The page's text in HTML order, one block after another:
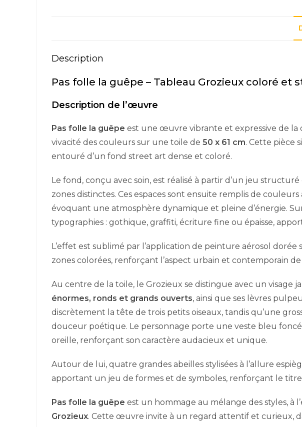
Description
Pas folle la guêpe – Tableau Grozieux coloré et
Description de l’œuvre
Pas folle la guêpe est une œuvre vibrante et expressive de la
vivacité des couleurs sur une toile de 50 x 61 cm. Cette pièce
entouré d’un fond street art dense et coloré.
Le fond, conçu avec soin, est réalisé à partir d’un jeu
zones distinctes. Ces espaces sont ensuite remplis de
évoquant une atmosphère dynamique et pleine d’énergie.
typographies : gothique, graffiti, écriture fine ou épaisse,
L’effet est sublimé par l’application de peinture aérosol
zones colorées, renforçant l’aspect urbain et contemporain
Au centre de la toile, le Grozieux se distingue avec un visage
énormes, ronds et grands ouverts, ainsi que ses lèvres
discrètement la tête de trois petits oiseaux, tandis qu’une
douceur poétique. Le personnage porte une veste bleu
oreille, renforçant son caractère audacieux et unique.
Autour de lui, quatre grandes abeilles stylisées à l’allure
apportant un jeu de formes et de symboles, renforçant le
Pas folle la guêpe est un hommage au mélange des styles, à
Grozieux. Cette œuvre invite à un regard attentif et curieux,